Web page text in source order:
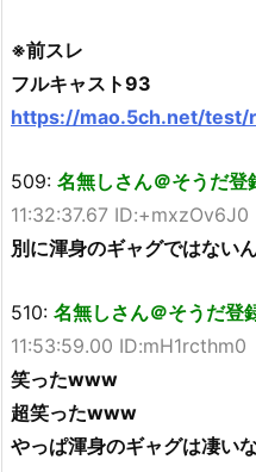
※前スレ
フルキャスト93
https://mao.5ch.net/test/
509: 名無しさん＠そうだ登
11:32:37.67 ID:+mxzOv6J0
別に渾身のギャグではないん
510: 名無しさん＠そうだ登
11:53:59.00 ID:mH1rcthm0
笑ったwww
超笑ったwww
やっぱ渾身のギャグは凄い